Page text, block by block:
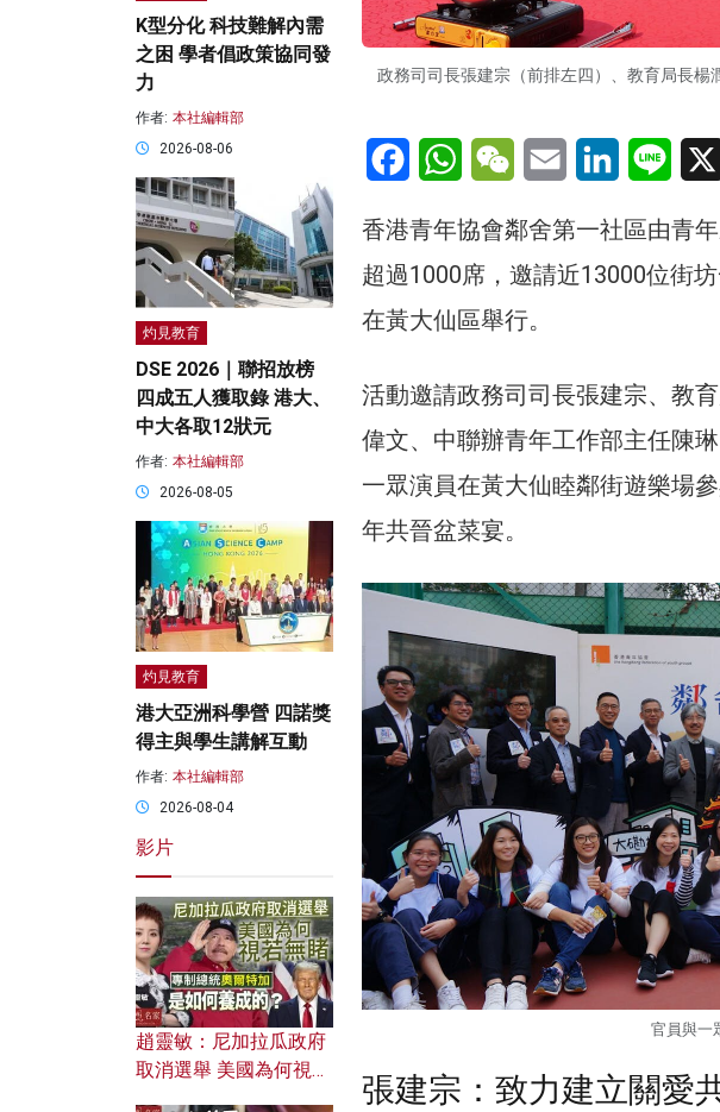
政務司司長張建宗（前排左四）、教育局長
FacebookWhatsAppWeChatEmail LinkedInLine
香港青年協會鄰舍第一社區由青
超過1000席，邀請近13000位街
在黃大仙區舉行。
活動邀請政務司司長張建宗、教
偉文、中聯辦青年工作部主任陳
一眾演員在黃大仙睦鄰街遊樂場
年共晉盆菜宴。
官員與一
張建宗：致力建立關愛
K型分化 科技難解內需
之困 學者倡政策協同發
力
作者: 本社編輯部
2026-08-06
灼見教育
DSE 2026｜聯招放榜
四成五人獲取錄 港大、
中大各取12狀元
作者: 本社編輯部
2026-08-05
灼見教育
港大亞洲科學營 四諾獎
得主與學生講解互動
作者: 本社編輯部
2026-08-04
影片
趙靈敏：尼加拉瓜政府
取消選舉 美國為何視若